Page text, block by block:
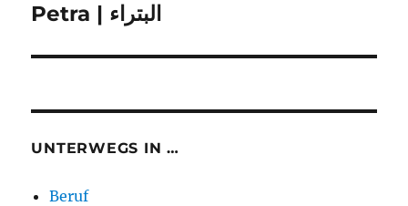
Petra | البتراء
UNTERWEGS IN …
Beruf